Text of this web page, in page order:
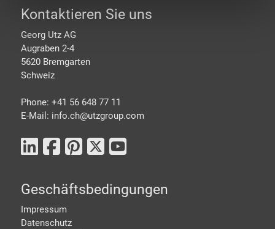
Footer
Kontaktieren Sie uns
Georg Utz AG
Augraben 2-4
5620 Bremgarten
Schweiz
Phone: +41 56 648 77 11
E-Mail: info.ch@utzgroup.com
Geschäftsbedingungen
Impressum
Datenschutz